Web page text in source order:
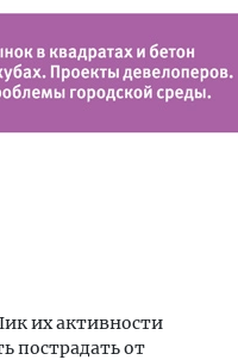
их активности
пострадать от